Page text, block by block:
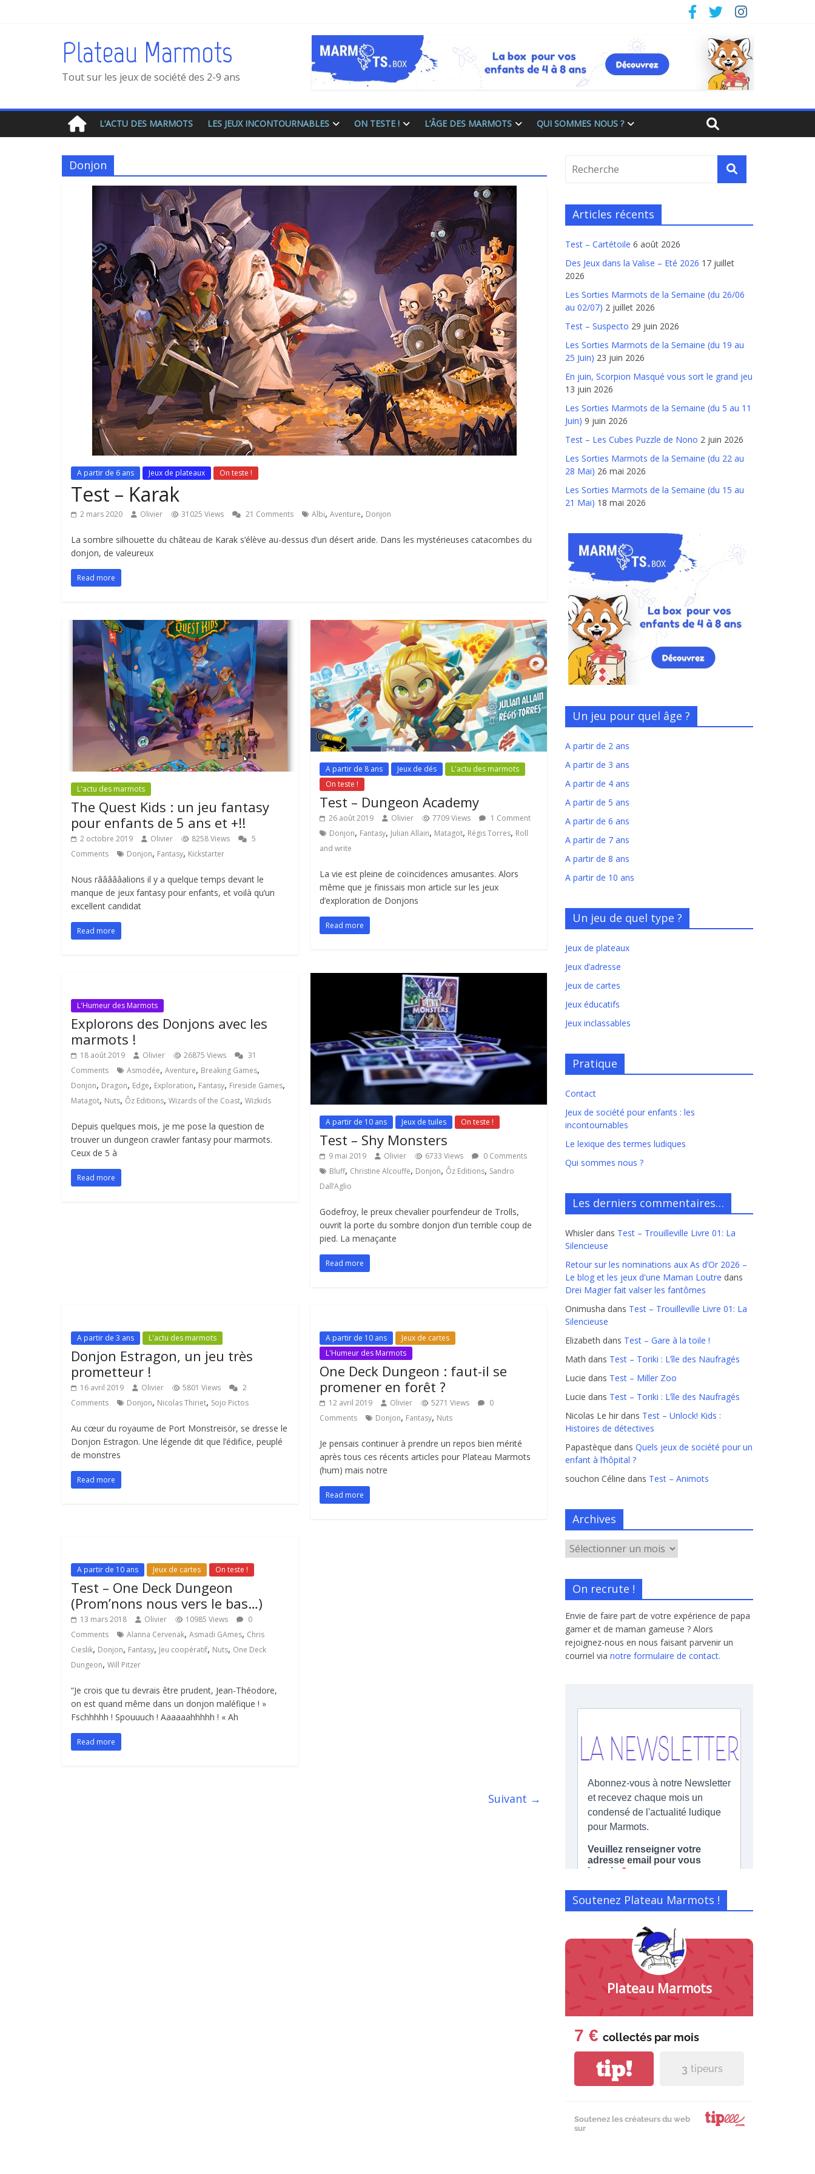
Plateau Marmots
Tout sur les jeux de société des 2-9 ans
L’ACTU DES MARMOTS LES JEUX INCONTOURNABLES ON TESTE ! L’ÂGE DES MARMOTS QUI SOMMES NOUS ?
Donjon
A partir de 6 ans Jeux de plateaux On teste !
Test – Karak
2 mars 2020 Olivier 31025 Views 21 Comments Albi, Aventure, Donjon
La sombre silhouette du château de Karak s’élève au-dessus d’un désert aride. Dans les mystérieuses catacombes du
donjon, de valeureux
Read more
L'actu des marmots
The Quest Kids : un jeu fantasy
pour enfants de 5 ans et +!!
2 octobre 2019 Olivier 8258 Views
5
Comments
Donjon, Fantasy, Kickstarter
Nous râââââalions il y a quelque temps devant le
manque de jeux fantasy pour enfants, et voilà qu’un
excellent candidat
Read more
A partir de 8 ans Jeux de dés
L'actu des marmots
On teste !
Test – Dungeon Academy
26 août 2019 Olivier 7709 Views
1 Comment
Donjon, Fantasy, Julian Allain, Matagot, Régis Torres, Roll
and write
La vie est pleine de coïncidences amusantes. Alors
même que je finissais mon article sur les jeux
d’exploration de Donjons
Read more
L'Humeur des Marmots
Explorons des Donjons avec les
marmots !
18 août 2019 Olivier 26875 Views
31
Comments
Asmodée, Aventure, Breaking Games,
Donjon, Dragon, Edge, Exploration, Fantasy, Fireside Games,
Matagot, Nuts, Ôz Editions, Wizards of the Coast, Wizkids
Depuis quelques mois, je me pose la question de
trouver un dungeon crawler fantasy pour marmots.
Ceux de 5 à
Read more
A partir de 10 ans Jeux de tuiles On teste !
Test – Shy Monsters
9 mai 2019 Olivier 6733 Views
0 Comments
Bluff, Christine Alcouffe, Donjon, Ôz Editions, Sandro
Dall’Aglio
Godefroy, le preux chevalier pourfendeur de Trolls,
ouvrit la porte du sombre donjon d’un terrible coup de
pied. La menaçante
Read more
A partir de 3 ans L'actu des marmots
Donjon Estragon, un jeu très
prometteur !
16 avril 2019 Olivier 5801 Views
2
Comments
Donjon, Nicolas Thiriet, Sojo Pictos
Au cœur du royaume de Port Monstreisör, se dresse le
Donjon Estragon. Une légende dit que l’édifice, peuplé
de monstres
Read more
A partir de 10 ans
Jeux de cartes
L'Humeur des Marmots
One Deck Dungeon : faut-il se
promener en forêt ?
12 avril 2019 Olivier 5271 Views
0
Comments
Donjon, Fantasy, Nuts
Je pensais continuer à prendre un repos bien mérité
après tous ces récents articles pour Plateau Marmots
(hum) mais notre
Read more
A partir de 10 ans Jeux de cartes On teste !
Test – One Deck Dungeon
(Prom’nons nous vers le bas…)
13 mars 2018 Olivier 10985 Views
0
Comments
Alanna Cervenak, Asmadi GAmes, Chris
Cieslik, Donjon, Fantasy, Jeu coopératif, Nuts, One Deck
Dungeon, Will Pitzer
“Je crois que tu devrais être prudent, Jean-Théodore,
on est quand même dans un donjon maléfique ! »
Fschhhhh ! Spouuuch ! Aaaaaahhhhh ! « Ah
Read more
Suivant →
Articles récents
Test – Cartétoile 6 août 2026
Des Jeux dans la Valise – Eté 2026 17 juillet
2026
Les Sorties Marmots de la Semaine (du 26/06
au 02/07) 2 juillet 2026
Test – Suspecto 29 juin 2026
Les Sorties Marmots de la Semaine (du 19 au
25 Juin) 23 juin 2026
En juin, Scorpion Masqué vous sort le grand jeu
13 juin 2026
Les Sorties Marmots de la Semaine (du 5 au 11
Juin) 9 juin 2026
Test – Les Cubes Puzzle de Nono 2 juin 2026
Les Sorties Marmots de la Semaine (du 22 au
28 Mai) 26 mai 2026
Les Sorties Marmots de la Semaine (du 15 au
21 Mai) 18 mai 2026
Un jeu pour quel âge ?
A partir de 2 ans
A partir de 3 ans
A partir de 4 ans
A partir de 5 ans
A partir de 6 ans
A partir de 7 ans
A partir de 8 ans
A partir de 10 ans
Un jeu de quel type ?
Jeux de plateaux
Jeux d’adresse
Jeux de cartes
Jeux éducatifs
Jeux inclassables
Pratique
Contact
Jeux de société pour enfants : les
incontournables
Le lexique des termes ludiques
Qui sommes nous ?
Les derniers commentaires…
Whisler dans Test – Trouilleville Livre 01: La
Silencieuse
Retour sur les nominations aux As d’Or 2026 –
Le blog et les jeux d'une Maman Loutre dans
Drei Magier fait valser les fantômes
Onimusha dans Test – Trouilleville Livre 01: La
Silencieuse
Elizabeth dans Test – Gare à la toile !
Math dans Test – Toriki : L’île des Naufragés
Lucie dans Test – Miller Zoo
Lucie dans Test – Toriki : L’île des Naufragés
Nicolas Le hir dans Test – Unlock! Kids :
Histoires de détectives
Papastèque dans Quels jeux de société pour un
enfant à l’hôpital ?
souchon Céline dans Test – Animots
Archives
On recrute !
Envie de faire part de votre expérience de papa
gamer et de maman gameuse ? Alors
rejoignez-nous en nous faisant parvenir un
courriel via notre formulaire de contact.
Soutenez Plateau Marmots !
Plateau Marmots
7 € collectés par mois
tip! 3 tipeurs
Soutenez les créateurs du web
sur